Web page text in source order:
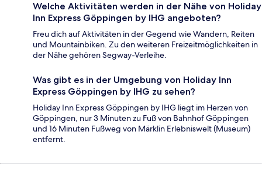
Welche Aktivitäten werden in der Nähe von Holiday
Inn Express Göppingen by IHG angeboten?
Freu dich auf Aktivitäten in der Gegend wie Wandern, Reiten
und Mountainbiken. Zu den weiteren Freizeitmöglichkeiten in
der Nähe gehören Segway-Verleihe.
Was gibt es in der Umgebung von Holiday Inn
Express Göppingen by IHG zu sehen?
Holiday Inn Express Göppingen by IHG liegt im Herzen von
Göppingen, nur 3 Minuten zu Fuß von Bahnhof Göppingen
und 16 Minuten Fußweg von Märklin Erlebniswelt (Museum)
entfernt.